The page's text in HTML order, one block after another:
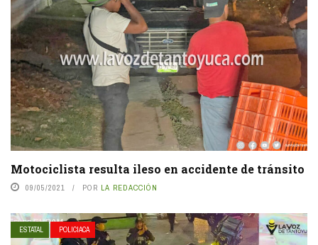
Motociclista resulta ileso en accidente de tránsito
09/05/2021 POR LA REDACCIÓN
ESTATAL POLICIACA